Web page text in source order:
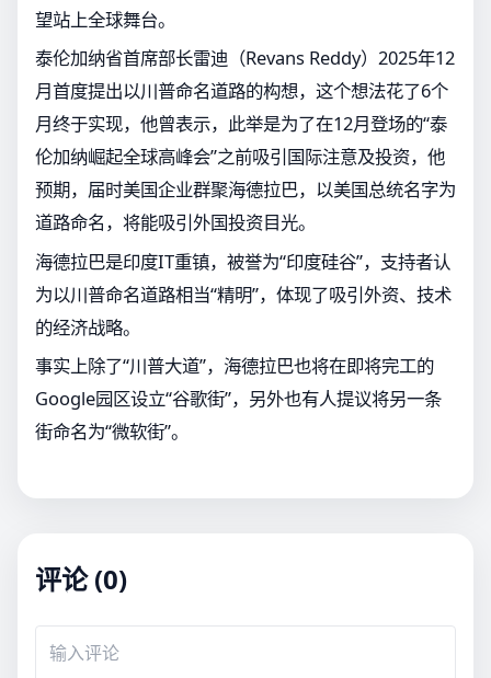
望站上全球舞台。
泰伦加纳省首席部长雷迪（Revans Reddy）2025年12
月首度提出以川普命名道路的构想，这个想法花了6个
月终于实现，他曾表示，此举是为了在12月登场的“泰
伦加纳崛起全球高峰会”之前吸引国际注意及投资，他
预期，届时美国企业群聚海德拉巴，以美国总统名字为
道路命名，将能吸引外国投资目光。
海德拉巴是印度IT重镇，被誉为“印度硅谷”，支持者认
为以川普命名道路相当“精明”，体现了吸引外资、技术
的经济战略。
事实上除了“川普大道”，海德拉巴也将在即将完工的
Google园区设立“谷歌街”，另外也有人提议将另一条
街命名为“微软街”。
评论 (0)